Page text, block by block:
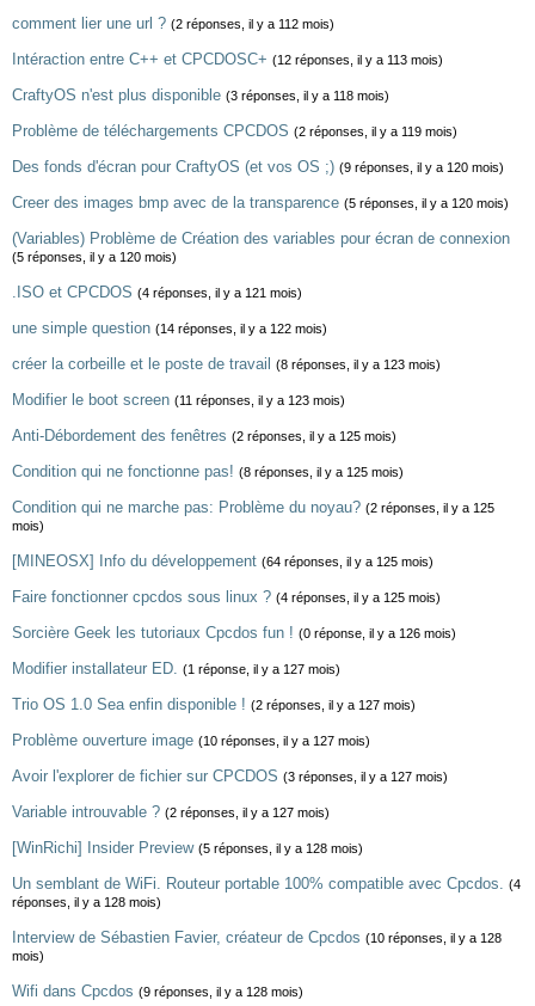
comment lier une url ? (2 réponses, il y a 112 mois)
Intéraction entre C++ et CPCDOSC+ (12 réponses, il y a 113 mois)
CraftyOS n'est plus disponible (3 réponses, il y a 118 mois)
Problème de téléchargements CPCDOS (2 réponses, il y a 119 mois)
Des fonds d'écran pour CraftyOS (et vos OS ;) (9 réponses, il y a 120 mois)
Creer des images bmp avec de la transparence (5 réponses, il y a 120 mois)
(Variables) Problème de Création des variables pour écran de connexion
(5 réponses, il y a 120 mois)
.ISO et CPCDOS (4 réponses, il y a 121 mois)
une simple question (14 réponses, il y a 122 mois)
créer la corbeille et le poste de travail (8 réponses, il y a 123 mois)
Modifier le boot screen (11 réponses, il y a 123 mois)
Anti-Débordement des fenêtres (2 réponses, il y a 125 mois)
Condition qui ne fonctionne pas! (8 réponses, il y a 125 mois)
Condition qui ne marche pas: Problème du noyau? (2 réponses, il y a 125
mois)
[MINEOSX] Info du développement (64 réponses, il y a 125 mois)
Faire fonctionner cpcdos sous linux ? (4 réponses, il y a 125 mois)
Sorcière Geek les tutoriaux Cpcdos fun ! (0 réponse, il y a 126 mois)
Modifier installateur ED. (1 réponse, il y a 127 mois)
Trio OS 1.0 Sea enfin disponible ! (2 réponses, il y a 127 mois)
Problème ouverture image (10 réponses, il y a 127 mois)
Avoir l'explorer de fichier sur CPCDOS (3 réponses, il y a 127 mois)
Variable introuvable ? (2 réponses, il y a 127 mois)
[WinRichi] Insider Preview (5 réponses, il y a 128 mois)
Un semblant de WiFi. Routeur portable 100% compatible avec Cpcdos. (4
réponses, il y a 128 mois)
Interview de Sébastien Favier, créateur de Cpcdos (10 réponses, il y a 128
mois)
Wifi dans Cpcdos (9 réponses, il y a 128 mois)